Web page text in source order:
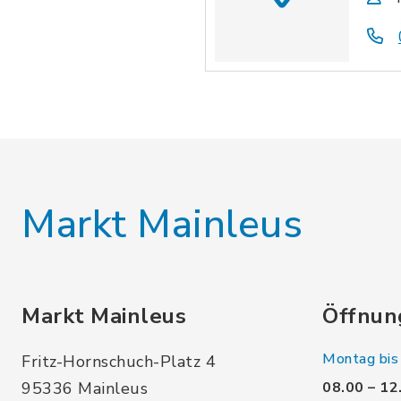
Markt Mainleus
Markt Mainleus
Fritz-Hornschuch-Platz 4
95336 Mainleus
Montag
08.00 –